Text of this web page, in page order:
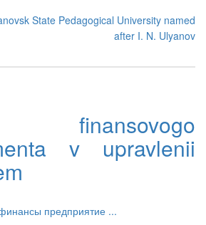
State Pedagogical University named
after I. N. Ulyanov
v upravlenii
предприятие ...